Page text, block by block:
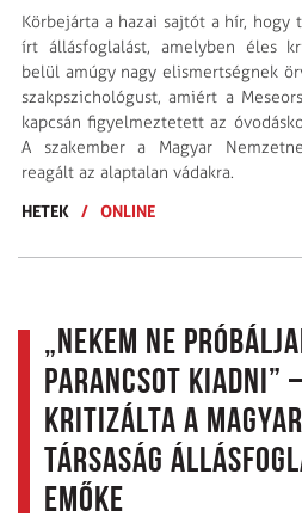
Körbejárta a hazai sajtót a hír,
írt állásfoglalást, amelyben éles
belül amúgy nagy elismertségnek
szakpszichológust, amiért a
kapcsán figyelmeztetett az
A szakember a Magyar
reagált az alaptalan vádakra.
HETEK
/ ONLINE
„Nekem ne
parancsot kiadni”
kritizálta a
Társaság
Emőke